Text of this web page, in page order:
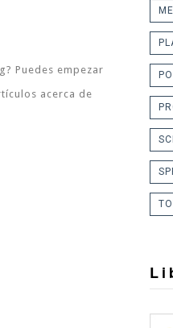
Puedes empezar
acerca de